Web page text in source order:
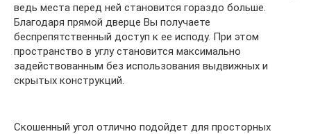
ведь места перед ней становится гораздо больше.
Благодаря прямой дверце Вы получаете
беспрепятственный доступ к ее исподу. При этом
пространство в углу становится максимально
задействованным без использования выдвижных и
скрытых конструкций.
Скошенный угол отлично подойдет для просторных